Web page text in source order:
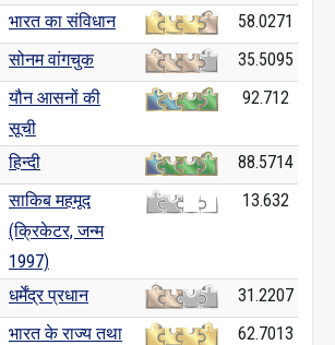
भारत का संविधान
58.0271
सोनम वांगचुक
35.5095
यौन आसनों की
सूची
92.712
हिन्दी
88.5714
साकिब महमूद
(क्रिकेटर, जन्म
1997)
13.632
धर्मेंद्र प्रधान
31.2207
भारत के राज्य तथा
62.7013